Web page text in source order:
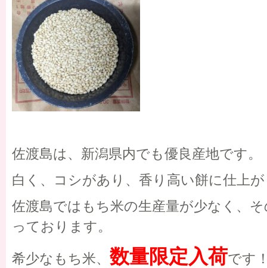
佐渡島は、新潟県内でも優良産地です。
白く、コシがあり、香り高い餅に仕上
佐渡島ではもち米の生産量が少なく、
っております。
希少なもち米、 数量限定入荷です